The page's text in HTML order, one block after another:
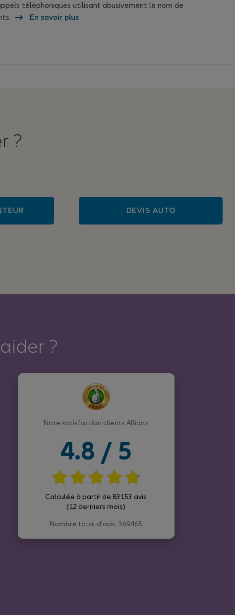
téléphoniques utilisant abusivement le nom de
En savoir plus
?
DEVIS AUTO
?
Note satisfaction clients Allianz
4.8 / 5
Calculée à partir de 83153 avis
(12 derniers mois)
Nombre total d'avis: 369465